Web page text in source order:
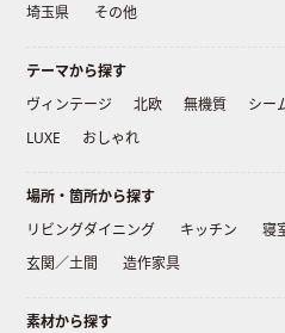
埼玉県
その他
テーマから探す
ヴィンテージ
北欧 無機質 シー
LUXE
おしゃれ
場所・箇所から探す
リビングダイニング
キッチン 寝
玄関／土間
造作家具
素材から探す